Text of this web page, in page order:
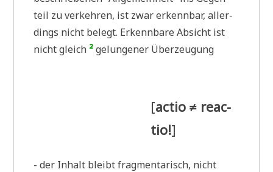
teil zu ver­keh­ren, ist zwar erkenn­bar, aller­
dings nicht belegt. Erkenn­ba­re Absicht ist
nicht gleich ²gelun­ge­ner Überzeugung
[actio ≠ reac­
tio!]
- der Inhalt bleibt frag­men­ta­risch, nicht